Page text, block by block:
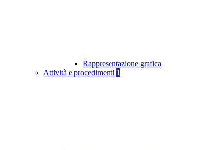
Rappresentazione grafica
Attività e procedimenti 1